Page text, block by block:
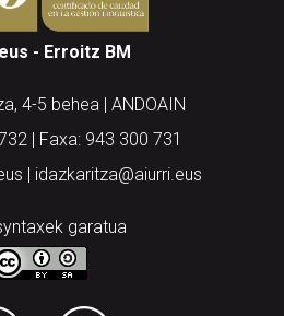
- Erroitz BM
4-5 behea | ANDOAIN
| Faxa: 943 300 731
| idazkaritza@aiurri.eus
garatua